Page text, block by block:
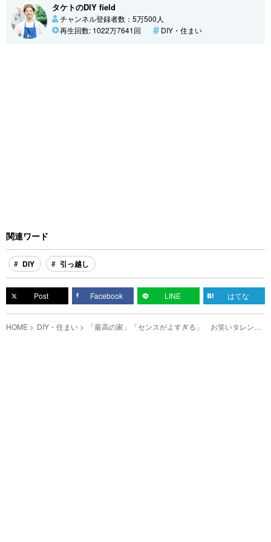
タケトのDIY field
チャンネル登録者数：5万500人
再生回数: 1022万7641回
DIY・住まい
関連ワード
DIY 引っ越し
Post Facebook LINE はてな
HOME DIY・住まい 「最高の家」「センスがよすぎる」 お笑いタレント
が引っ越し先の家をDIY！